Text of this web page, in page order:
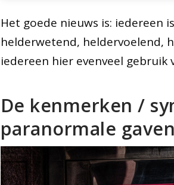
Het goede nieuws is: iedereen
helderwetend, heldervoelend,
iedereen hier evenveel gebruik
De kenmerken /
paranormale gaven